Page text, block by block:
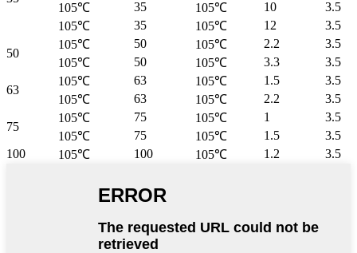
105℃
35 105℃ 10
3.5
105℃
35 105℃ 12 3.5
50
105℃ 50 105℃ 2.2
3.5
105℃
50 105℃ 3.3 3.5
63
105℃ 63 105℃ 1.5
3.5
105℃
63 105℃ 2.2 3.5
75
105℃ 75 105℃ 1
3.5
105℃
75 105℃ 1.5
3.5
100
105℃ 100 105℃ 1.2 3.5